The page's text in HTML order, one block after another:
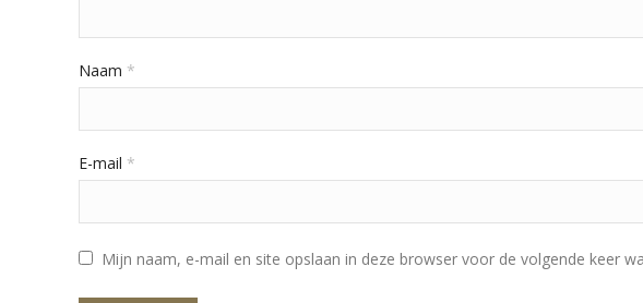
Naam *
E-mail *
Mijn naam, e-mail en site opslaan in deze browser voor de volgende keer